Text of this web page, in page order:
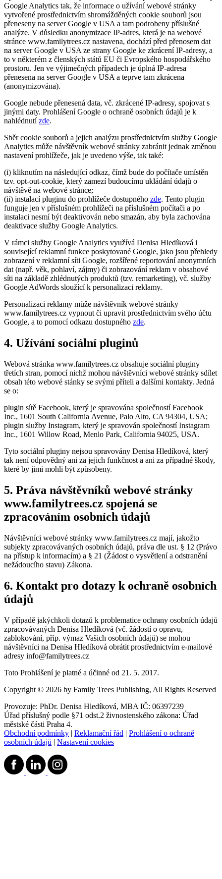
Google Analytics tak, že informace o užívání webové stránky
vytvořené prostřednictvím shromážděných cookie souborů jsou
přeneseny na server Google v USA a tam podrobeny příslušné
analýze. V důsledku anonymizace IP-adres, která je na webové
stránce www.familytrees.cz nastavena, dochází před přenosem dat
na server Google v USA ze strany Google ke zkrácení IP-adresy, a
to v některém z členských států EU či Evropského hospodářského
prostoru. Jen ve výjimečných případech je úplná IP-adresa
přenesena na server Google v USA a teprve tam zkrácena
(anonymizována).
Google nebude přenesená data, vč. zkrácené IP-adresy, spojovat s
jinými daty. Prohlášení Google o ochraně osobních údajů je k
nahlédnutízde.
Sběr cookie souborů a jejich analýzu prostřednictvím služby Google
Analytics může návštěvník webové stránky zabránit jednak změnou
nastavení prohlížeče, jak je uvedeno výše, tak také:
(i) kliknutím na následující odkaz, čímž bude do počítače umístěn
tzv. opt-out-cookie, který zamezí budoucímu ukládání údajů o
návštěvě na webové stránce;
(ii) instalací pluginu do prohlížeče dostupného zde. Tento plugin
funguje jen v příslušném prohlížeči na příslušném počítači a po
instalaci nesmí být deaktivován nebo smazán, aby byla zachována
deaktivace služby Google Analytics.
V rámci služby Google Analytics využívá Denisa Hledíková i
související reklamní funkce poskytované Google, jako jsou přehledy
zobrazení v reklamní síti Google, rozšířené reportování anonymních
dat (např. věk, pohlaví, zájmy) či zobrazování reklam v obsahové
síti na základě zhlédnutých produktů (tzv. remarketing), vč. služby
Google AdWords sloužící k personalizaci reklamy.
Personalizaci reklamy může návštěvník webové stránky
www.familytrees.cz vypnout či upravit prostřednictvím svého účtu
Google, a to pomocí odkazu dostupného zde.
4. Užívání sociální pluginů
Webová stránka www.familytrees.cz obsahuje sociální pluginy
třetích stran, pomocí nichž mohou návštěvníci webové stránky sdílet
obsah této webové stánky se svými příteli a dalšími kontakty. Jedná
se o:
plugin sítě Facebook, který je spravována společností Facebook
Inc., 1601 South California Avenue, Palo Alto, CA 94304, USA;
plugin služby Instagram, který je spravován společností Instagram
Inc., 1601 Willow Road, Menlo Park, California 94025, USA.
Tyto sociální pluginy nejsou spravovány Denisa Hledíková, který
tak není odpovědný ani za jejich funkčnost a ani za případné škody,
které by jimi mohli být způsobeny.
5. Práva návštěvníků webové stránky
www.familytrees.cz spojená se
zpracováním osobních údajů
Návštěvníci webové stránky www.familytrees.cz mají, jakožto
subjekty zpracovávaných osobních údajů, práva dle ust. § 12 (Právo
na přístup k informacím) a § 21 (Žádost o vysvětlení a odstranění
nežádoucího stavu) Zákona.
6. Kontakt pro dotazy k ochraně osobních
údajů
V případě jakýchkoli dotazů k problematice ochrany osobních údajů
zpracovávaných Denisa Hledíková (vč. žádostí o opravu,
zablokování, příp. výmaz Vašich osobních údajů) se mohou
návštěvníci na Denisa Hledíková obrátit prostřednictvím e-mailové
adresy info@familytrees.cz
Toto Prohlášení je platné a účinné od 21. 5. 2017.
Copyright © 2026 by Family Trees Publishing, All Rights Reserved
Provozuje: PhDr. Denisa Hledíková, MBA IČ: 06397239
Úřad příslušný podle §71 odst.2 živnostenského zákona: Úřad
městské části Praha 4.
Obchodní podmínky | Reklamační řád | Prohlášení o ochraně
osobních údajů | Nastavení cookies